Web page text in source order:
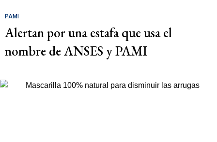
PAMI
Alertan por una estafa que usa el
nombre de ANSES y PAMI